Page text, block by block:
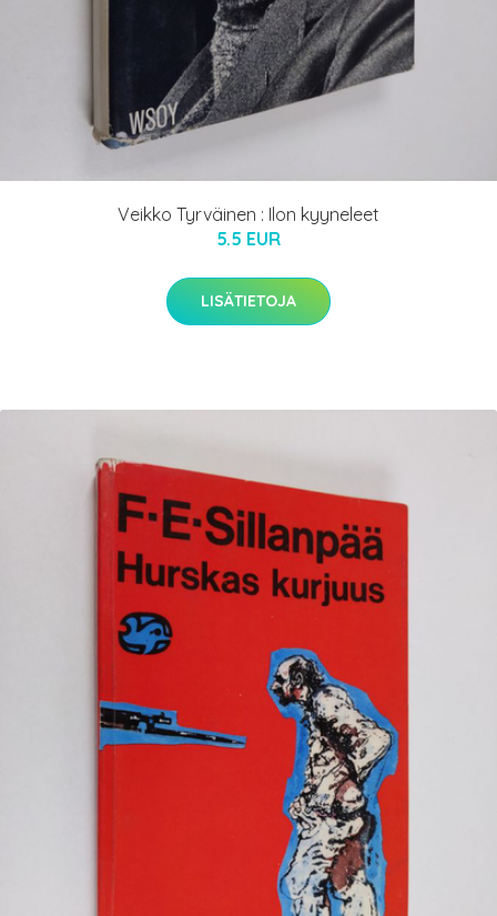
Veikko Tyrväinen : Ilon kyyneleet
5.5 EUR
LISÄTIETOJA